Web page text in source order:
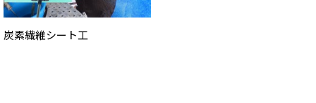
炭素繊維シート工